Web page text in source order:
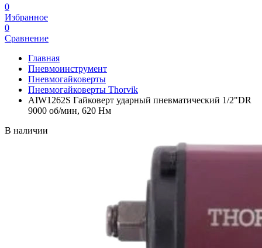
0
Избранное
0
Сравнение
Главная
Пневмоинструмент
Пневмогайковерты
Пневмогайковерты Thorvik
AIW1262S Гайковерт ударный пневматический 1/2"DR
9000 об/мин, 620 Нм
В наличии